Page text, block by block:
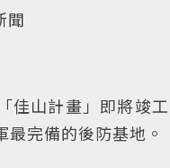
聞
佳山計畫」即將竣
完備的後防基地。